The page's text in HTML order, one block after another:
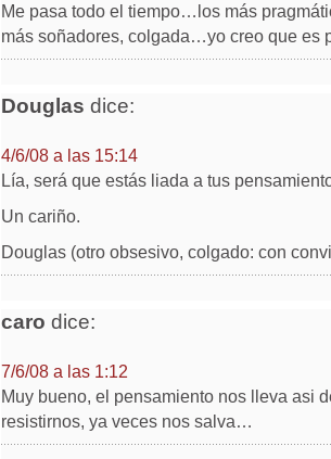
Me pasa todo el tiempo…los más
más soñadores, colgada…yo creo que es
Douglas dice:
4/6/08 a las 15:14
Lía, será que estás liada a tus
Un cariño.
Douglas (otro obsesivo, colgado: con
caro dice:
7/6/08 a las 1:12
Muy bueno, el pensamiento nos lleva asi
resistirnos, ya veces nos salva…